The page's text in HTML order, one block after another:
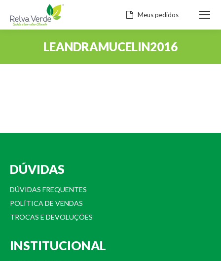
Meus pedidos
LEANDRAMUCELIN2016
DÚVIDAS
DÚVIDAS FREQUENTES
POLÍTICA DE VENDAS
TROCAS E DEVOLUÇÕES
INSTITUCIONAL